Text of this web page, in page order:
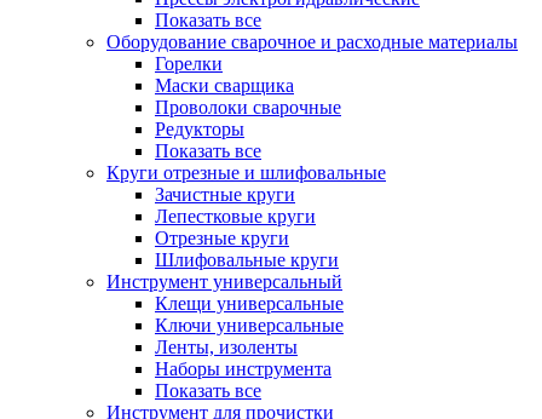
Показать все
Оборудование сварочное и расходные материалы
Горелки
Маски сварщика
Проволоки сварочные
Редукторы
Показать все
Круги отрезные и шлифовальные
Зачистные круги
Лепестковые круги
Отрезные круги
Шлифовальные круги
Инструмент универсальный
Клещи универсальные
Ключи универсальные
Ленты, изоленты
Наборы инструмента
Показать все
Инструмент для прочистки